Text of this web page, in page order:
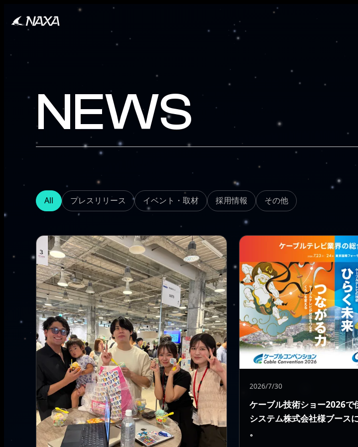
NEWS
All プレスリリース イベント・取材 採用情報 その他
2026/7/30
ケーブル技術ショー2026で
システム株式会社様ブース
。